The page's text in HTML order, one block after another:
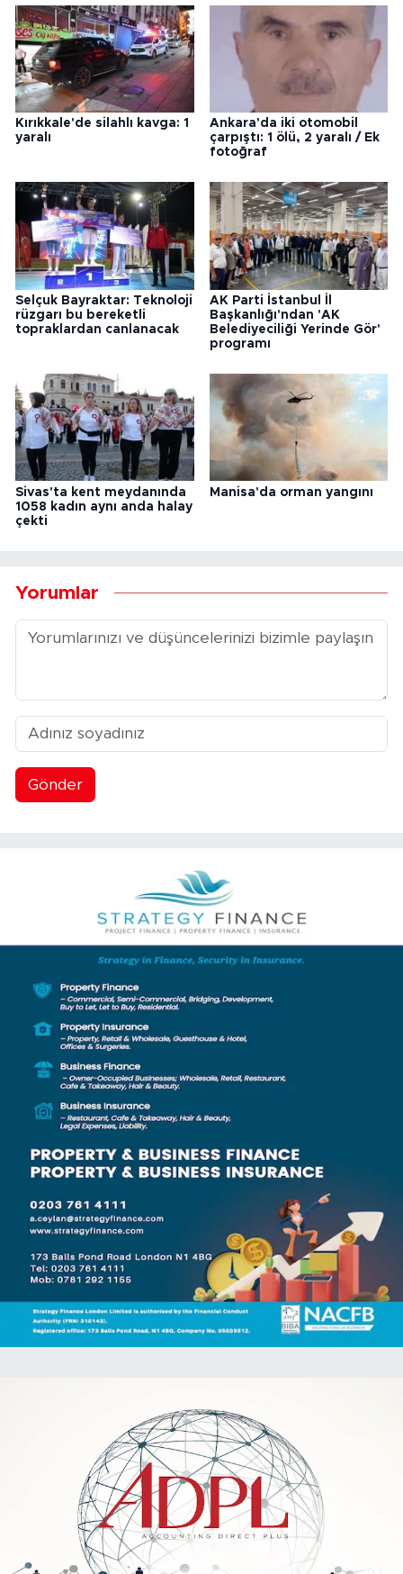
Kırıkkale'de silahlı kavga: 1
yaralı
Ankara'da iki otomobil
çarpıştı: 1 ölü, 2 yaralı / Ek
fotoğraf
Selçuk Bayraktar: Teknoloji
rüzgarı bu bereketli
topraklardan canlanacak
AK Parti İstanbul İl
Başkanlığı'ndan 'AK
Belediyeciliği Yerinde Gör'
programı
Sivas'ta kent meydanında
1058 kadın aynı anda halay
çekti
Manisa'da orman yangını
Yorumlar
Gönder